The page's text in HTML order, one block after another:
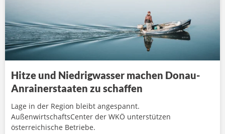
Hitze und Niedrigwasser machen Donau-
Anrainerstaaten zu schaffen
Lage in der Region bleibt angespannt.
AußenwirtschaftsCenter der WKÖ unterstützen
österreichische Betriebe.